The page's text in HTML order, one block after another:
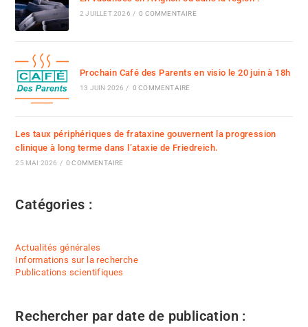
2 JUILLET 2026 / 0 COMMENTAIRE
Prochain Café des Parents en visio le 20 juin à 18h
13 JUIN 2026 / 0 COMMENTAIRE
Les taux périphériques de frataxine gouvernent la progression
clinique à long terme dans l’ataxie de Friedreich.
25 MAI 2026 / 0 COMMENTAIRE
Catégories :
Actualités générales
Informations sur la recherche
Publications scientifiques
Rechercher par date de publication :